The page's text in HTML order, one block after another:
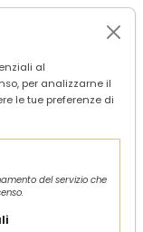
al
per analizzarne il
le tue preferenze di
del servizio che